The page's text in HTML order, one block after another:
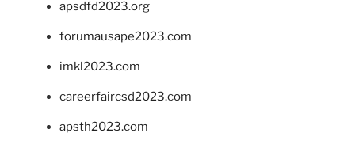
apsdfd2023.org
forumausape2023.com
imkl2023.com
careerfaircsd2023.com
apsth2023.com